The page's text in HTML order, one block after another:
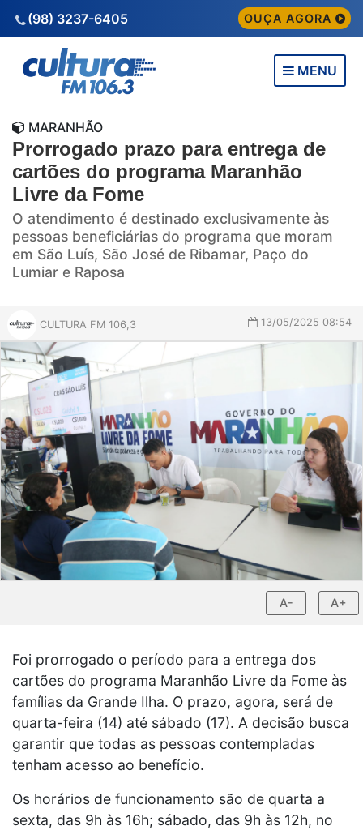
(98) 3237-6405 OUÇA AGORA
MENU
MARANHÃO
Prorrogado prazo para entrega de
cartões do programa Maranhão
Livre da Fome
O atendimento é destinado exclusivamente às
pessoas beneficiárias do programa que moram
em São Luís, São José de Ribamar, Paço do
Lumiar e Raposa
CULTURA FM 106,3 13/05/2025 08:54
A- A+
Foi prorrogado o período para a entrega dos
cartões do programa Maranhão Livre da Fome às
famílias da Grande Ilha. O prazo, agora, será de
quarta-feira (14) até sábado (17). A decisão busca
garantir que todas as pessoas contempladas
tenham acesso ao benefício.
Os horários de funcionamento são de quarta a
sexta, das 9h às 16h; sábado, das 9h às 12h, no